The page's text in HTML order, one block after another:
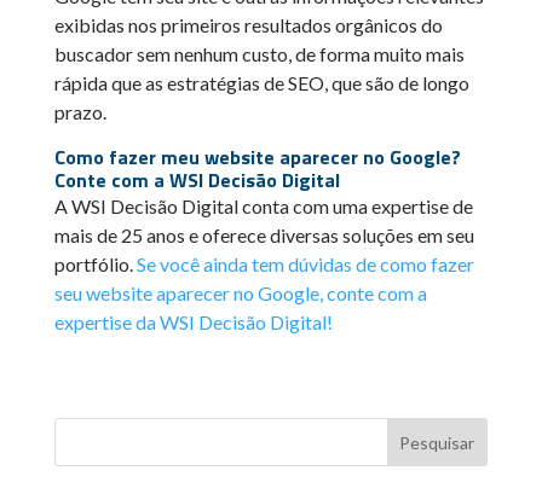
exibidas nos primeiros resultados orgânicos do
buscador sem nenhum custo, de forma muito mais
rápida que as estratégias de SEO, que são de longo
prazo.
Como fazer meu website aparecer no Google?
Conte com a WSI Decisão Digital
A WSI Decisão Digital conta com uma expertise de
mais de 25 anos e oferece diversas soluções em seu
portfólio.Se você ainda tem dúvidas de como fazer
seu website aparecer no Google, conte com a
expertise da WSI Decisão Digital!
Pesquisar